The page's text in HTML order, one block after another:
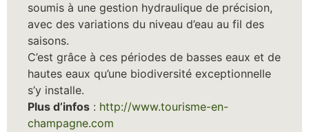
soumis à une gestion hydraulique de précision,
avec des variations du niveau d’eau au fil des
saisons.
C’est grâce à ces périodes de basses eaux et de
hautes eaux qu’une biodiversité exceptionnelle
s’y installe.
Plus d’infos : http://www.tourisme-en-
champagne.com